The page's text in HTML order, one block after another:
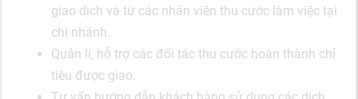
giao dịch và từ các nhân viên thu cước làm việc tại
chi nhánh.
Quản lí, hỗ trợ các đối tác thu cước hoàn thành chỉ
tiêu được giao.